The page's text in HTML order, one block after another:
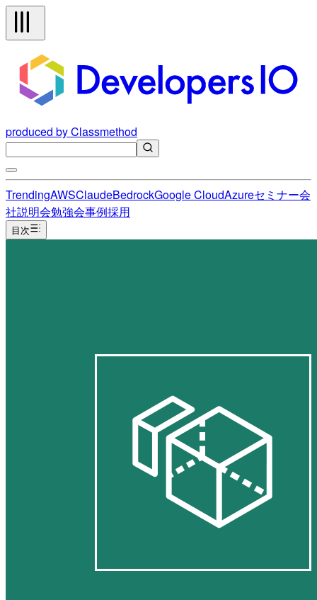
produced by Classmethod
TrendingAWSClaudeBedrockGoogle CloudAzureセミナー会
社説明会勉強会事例採用
目次